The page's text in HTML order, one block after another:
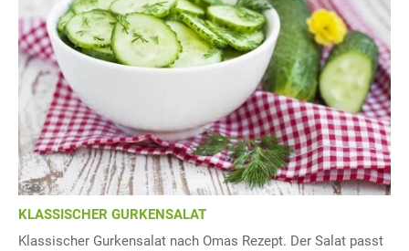
KLASSISCHER GURKENSALAT
Klassischer Gurkensalat nach Omas Rezept. Der Salat passt